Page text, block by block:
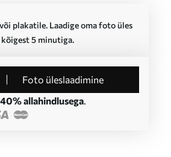
plakatile. Laadige oma foto üles
kõigest 5 minutiga.
Foto üleslaadimine
40% allahindlusega.